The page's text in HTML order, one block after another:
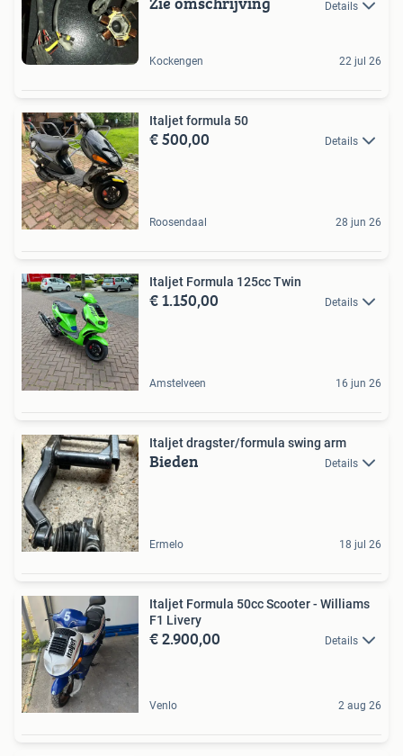
Details
Kockengen 22 jul 26
Italjet formula 50
€ 500,00 Details
Roosendaal 28 jun 26
Italjet Formula 125cc Twin
€ 1.150,00 Details
Amstelveen 16 jun 26
Italjet dragster/formula swing arm
Bieden Details
Ermelo 18 jul 26
Italjet Formula 50cc Scooter - Williams
F1 Livery
€ 2.900,00 Details
Venlo 2 aug 26